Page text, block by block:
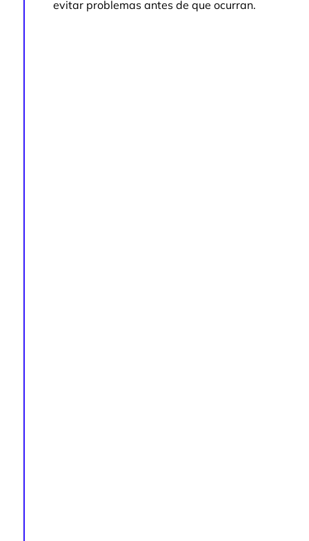
evitar problemas antes de que ocurran.